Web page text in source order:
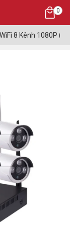
0
8 Kênh 1080P